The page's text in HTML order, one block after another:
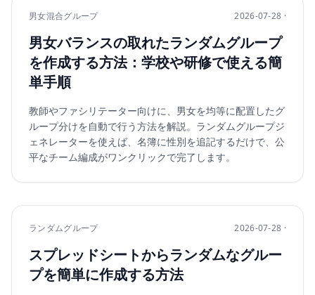
男女混合グループ 2026-07-28 ·
男女バランスの取れたランダムグループ
を作成する方法：学校や研修で使える簡
単手順
教師やファシリテーター向けに、男女を均等に配置したグ
ループ分けを自動で行う方法を解説。ランダムグループジ
ェネレーターを使えば、名簿に性別を追記するだけで、公
平なチーム編成がワンクリックで完了します。
ランダムグループ 2026-07-28 ·
スプレッドシートからランダムなグルー
プを簡単に作成する方法